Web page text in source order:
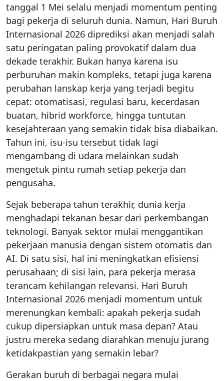
tanggal 1 Mei selalu menjadi momentum penting
bagi pekerja di seluruh dunia. Namun, Hari Buruh
Internasional 2026 diprediksi akan menjadi salah
satu peringatan paling provokatif dalam dua
dekade terakhir. Bukan hanya karena isu
perburuhan makin kompleks, tetapi juga karena
perubahan lanskap kerja yang terjadi begitu
cepat: otomatisasi, regulasi baru, kecerdasan
buatan, hibrid workforce, hingga tuntutan
kesejahteraan yang semakin tidak bisa diabaikan.
Tahun ini, isu-isu tersebut tidak lagi
mengambang di udara melainkan sudah
mengetuk pintu rumah setiap pekerja dan
pengusaha.
Sejak beberapa tahun terakhir, dunia kerja
menghadapi tekanan besar dari perkembangan
teknologi. Banyak sektor mulai menggantikan
pekerjaan manusia dengan sistem otomatis dan
AI. Di satu sisi, hal ini meningkatkan efisiensi
perusahaan; di sisi lain, para pekerja merasa
terancam kehilangan relevansi. Hari Buruh
Internasional 2026 menjadi momentum untuk
merenungkan kembali: apakah pekerja sudah
cukup dipersiapkan untuk masa depan? Atau
justru mereka sedang diarahkan menuju jurang
ketidakpastian yang semakin lebar?
Gerakan buruh di berbagai negara mulai